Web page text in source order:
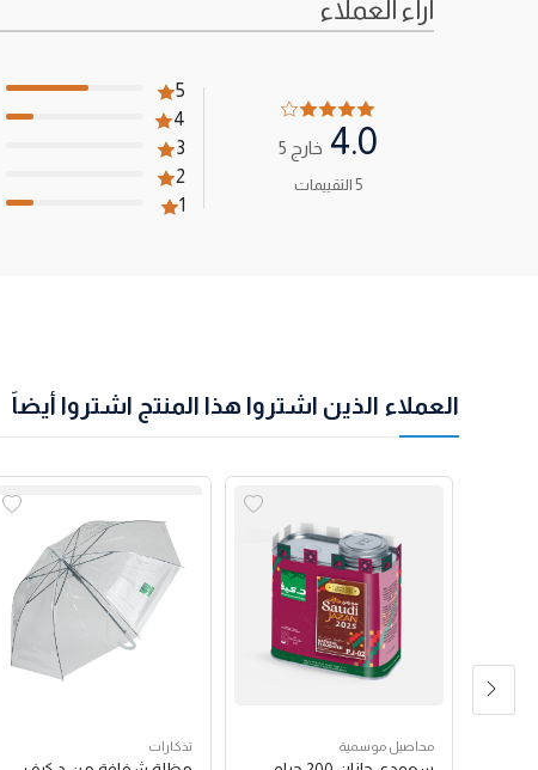
آراء العملاء
4.0 خارج 5
5 التقييمات
5
4
3
2
1
العملاء الذين اشتروا هذا المنتج اشتروا أيضاً
محاصيل موسمية تذكارات